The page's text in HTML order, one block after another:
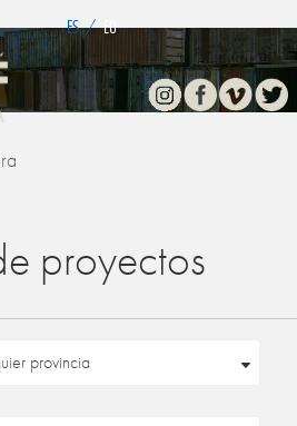
ES / EU
InstagramFacebook
Vimeo
proyectos